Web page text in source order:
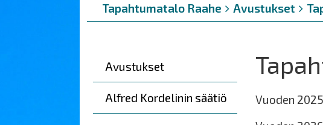
Murupolku
You
are
Tapahtumatalo Raahe Avustukset
Päävalikko
Avustukset
Alfred Kordelinin säätiö Vuoden